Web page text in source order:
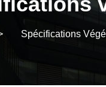
Spécifications